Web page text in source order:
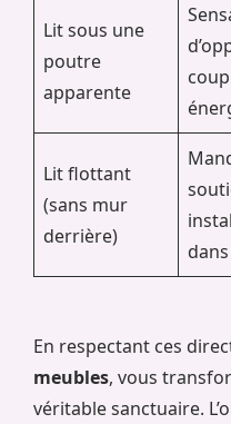
Lit sous une
poutre
apparente
Lit flottant
(sans mur
derrière)
En respectant ces
meubles, vous
véritable sanctuaire.